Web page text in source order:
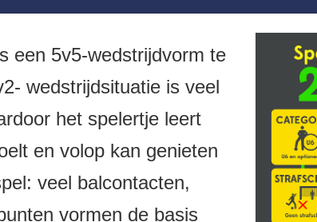
een 5v5-wedstrijdvorm te
wedstrijdsituatie is veel
het spelertje leert
en volop kan genieten
veel balcontacten,
vormen de basis